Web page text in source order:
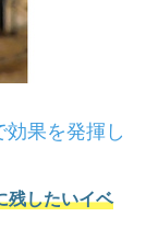
果を発揮し
残したいイベ